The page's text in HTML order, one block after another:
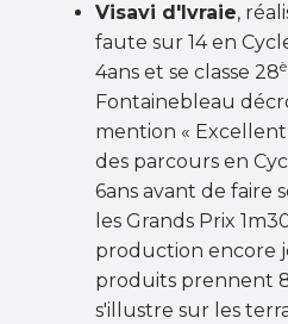
Visavi d'Ivraie,
faute sur 14 en
4ans et se classe 28
Fontainebleau
mention «
des parcours en
6ans avant de faire
les Grands Prix
production encore
produits prennent
s'illustre sur les